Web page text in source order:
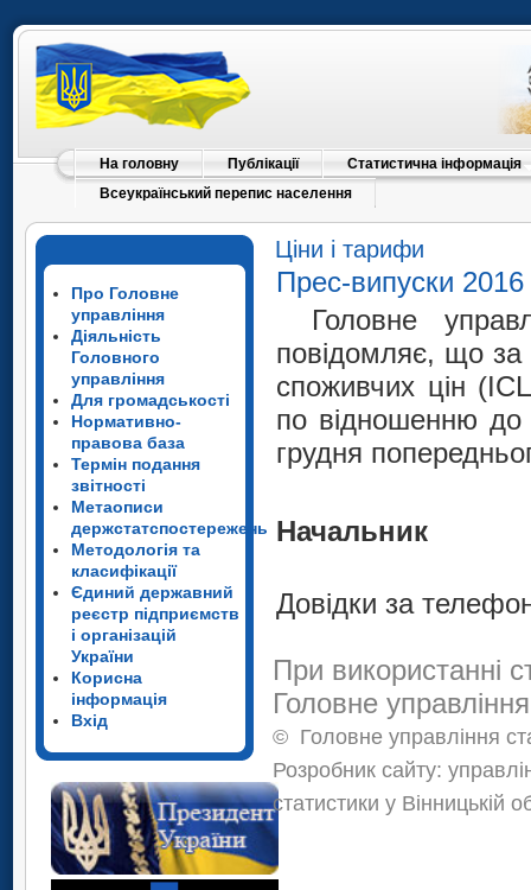
На головну Публікації
Статистична інформація
Всеукраїнський перепис населення
Про Головне
управління
Діяльність
Головного
управління
Для громадськості
Нормативно-
правова база
Термін подання
звітності
Метаописи
держстатспостережень
Методологія та
класифікації
Єдиний державний
реєстр підприємств
і організацій
України
Корисна
інформація
Вхід
Ціни і тарифи
Прес-випуски 2016
Головне
повідомляє, що за
споживчих цін
по відношенню
грудня
Довідки за
При використанні
Головне
© Головне управління
Розробник сайту:
статистики у Вінницькій